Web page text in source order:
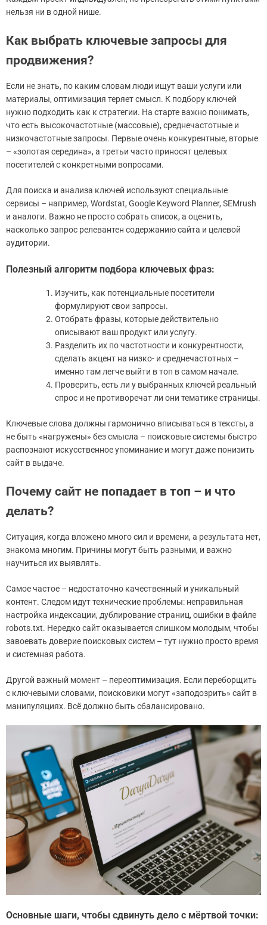
нельзя ни в одной нише.
Как выбрать ключевые запросы для
продвижения?
Если не знать, по каким словам люди ищут ваши услуги или
материалы, оптимизация теряет смысл. К подбору ключей
нужно подходить как к стратегии. На старте важно понимать,
что есть высокочастотные (массовые), среднечастотные и
низкочастотные запросы. Первые очень конкурентные, вторые
– «золотая середина», а третьи часто приносят целевых
посетителей с конкретными вопросами.
Для поиска и анализа ключей используют специальные
сервисы – например, Wordstat, Google Keyword Planner, SEMrush
и аналоги. Важно не просто собрать список, а оценить,
насколько запрос релевантен содержанию сайта и целевой
аудитории.
Полезный алгоритм подбора ключевых фраз:
Изучить, как потенциальные посетители
формулируют свои запросы.
Отобрать фразы, которые действительно
описывают ваш продукт или услугу.
Разделить их по частотности и конкурентности,
сделать акцент на низко- и среднечастотных –
именно там легче выйти в топ в самом начале.
Проверить, есть ли у выбранных ключей реальный
спрос и не противоречат ли они тематике страницы.
Ключевые слова должны гармонично вписываться в тексты, а
не быть «нагружены» без смысла – поисковые системы быстро
распознают искусственное упоминание и могут даже понизить
сайт в выдаче.
Почему сайт не попадает в топ – и что
делать?
Ситуация, когда вложено много сил и времени, а результата нет,
знакома многим. Причины могут быть разными, и важно
научиться их выявлять.
Самое частое – недостаточно качественный и уникальный
контент. Следом идут технические проблемы: неправильная
настройка индексации, дублирование страниц, ошибки в файле
robots.txt. Нередко сайт оказывается слишком молодым, чтобы
завоевать доверие поисковых систем – тут нужно просто время
и системная работа.
Другой важный момент – переоптимизация. Если переборщить
с ключевыми словами, поисковики могут «заподозрить» сайт в
манипуляциях. Всё должно быть сбалансировано.
Основные шаги, чтобы сдвинуть дело с мёртвой точки: